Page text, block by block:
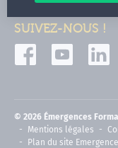
SUIVEZ-NOUS !
© 2026 Émergences
Mentions légales
Plan du site